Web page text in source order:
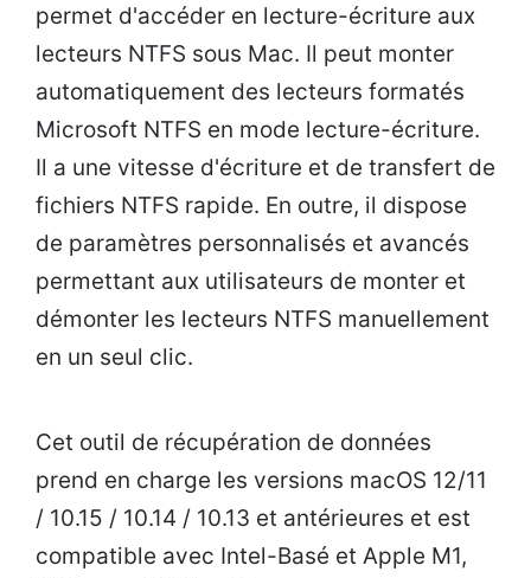
permet d'accéder en lecture-écriture aux
lecteurs NTFS sous Mac. Il peut monter
automatiquement des lecteurs formatés
Microsoft NTFS en mode lecture-écriture.
Il a une vitesse d'écriture et de transfert de
fichiers NTFS rapide. En outre, il dispose
de paramètres personnalisés et avancés
permettant aux utilisateurs de monter et
démonter les lecteurs NTFS manuellement
en un seul clic.
Cet outil de récupération de données
prend en charge les versions macOS 12/11
/ 10.15 / 10.14 / 10.13 et antérieures et est
compatible avec Intel-Basé et Apple M1,